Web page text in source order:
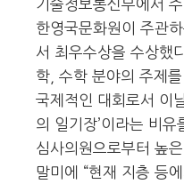
기술정보통신부에서
한영국문화원이 주관
서 최우수상을 수상했
학, 수학 분야의 주제
국제적인 대회로서 이
의 일기장’이라는 비
심사의원으로부터 높
말미에 “현재 지층 등